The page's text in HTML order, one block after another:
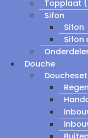
Topplaat
Sifon
Sifon
Sifon
Douche